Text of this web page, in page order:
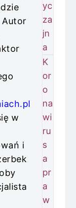
Autor
w
i
yc
za
jn
a
K
or
o
na
wi
ru
s
a
pr
a
w